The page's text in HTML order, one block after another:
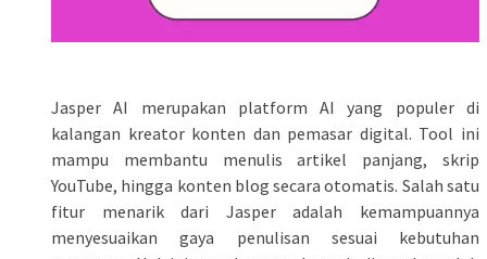
Jasper AI merupakan platform AI yang populer di
kalangan kreator konten dan pemasar digital. Tool ini
mampu membantu menulis artikel panjang, skrip
YouTube, hingga konten blog secara otomatis. Salah satu
fitur menarik dari Jasper adalah kemampuannya
menyesuaikan gaya penulisan sesuai kebutuhan